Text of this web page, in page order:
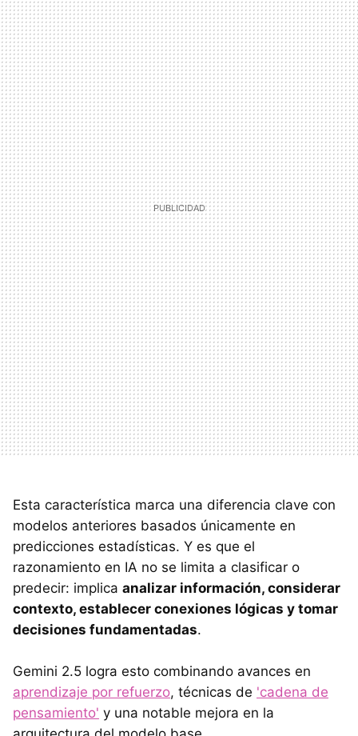
Esta característica marca una diferencia clave con
modelos anteriores basados únicamente en
predicciones estadísticas. Y es que el
razonamiento en IA no se limita a clasificar o
predecir: implica analizar información, considerar
contexto, establecer conexiones lógicas y tomar
decisiones fundamentadas.
Gemini 2.5 logra esto combinando avances en
aprendizaje por refuerzo, técnicas de 'cadena de
pensamiento' y una notable mejora en la